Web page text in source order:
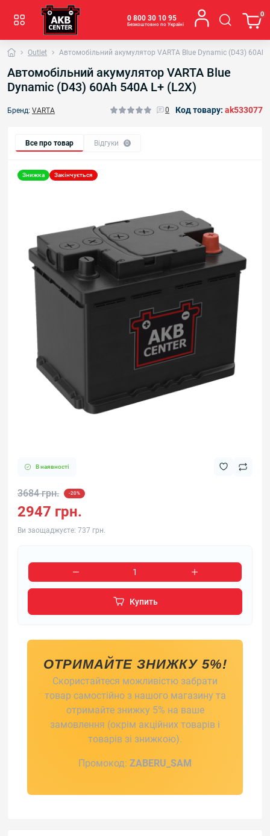
0 800 30 10 95
Безкоштовно по Україні
0
Outlet Автомобільний акумулятор VARTA Blue Dynamic (D43) 60Ah
Автомобільний акумулятор VARTA Blue
Dynamic (D43) 60Ah 540A L+ (L2X)
Бренд: VARTA 0 Код товару: ak533077
Все про товар Відгуки 0
Знижка Закінчується
В наявності
3684 грн. -20%
2947 грн.
Ви заощаджуєте: 737 грн.
Купить
ОТРИМАЙТЕ ЗНИЖКУ 5%!
Скористайтеся можливістю забрати
товар самостійно з нашого магазину та
отримайте знижку 5% на ваше
замовлення (окрім акційних товарів і
товарів зі знижкою).
Промокод: ZABERU_SAM